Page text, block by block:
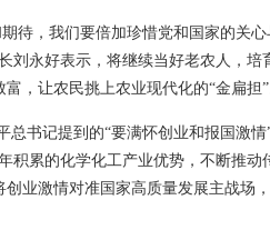
待，我们要倍加珍惜党和国家的关
永好表示，将继续当好老农人，培
，让农民挑上农业现代化的“金扁担”
书记提到的“要满怀创业和报国激
积累的化学化工产业优势，不断推
业激情对准国家高质量发展主战场